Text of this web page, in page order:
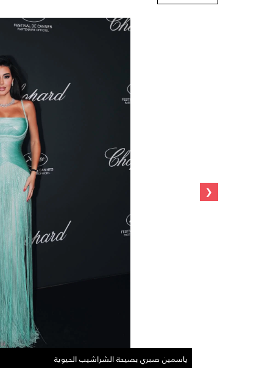
ياسمين صبري بصيحة الشراشيب الحيوية
‹